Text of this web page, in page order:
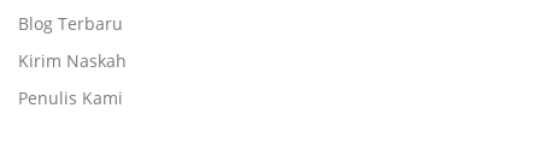
Blog Terbaru
Kirim Naskah
Penulis Kami